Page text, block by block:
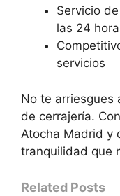
Servicio
las 24
servicios
No te arriesgues
de cerrajería.
Atocha Madrid y
tranquilidad que
Related Posts